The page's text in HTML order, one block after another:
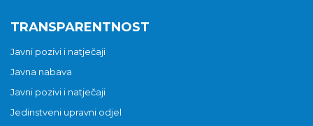
TRANSPARENTNOST
Javni pozivi i natječaji
Javna nabava
Javni pozivi i natječaji
Jedinstveni upravni odjel